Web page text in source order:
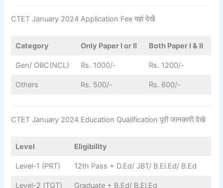
CTET January 2024 Application Fee यहां देखें
Category Only Paper I or II Both Paper I & II
Gen/ OBC(NCL) Rs. 1000/- Rs. 1200/-
Others Rs. 500/- Rs. 600/-
CTET January 2024 Education Qualification पूरी जानकारी देखे
Level Eligibility
Level-1 (PRT) 12th Pass + D.Ed/ JBT/ B.El.Ed/ B.Ed
Level-2 (TGT) Graduate + B.Ed/ B.El.Ed